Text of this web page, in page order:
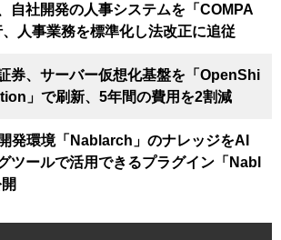
自社開発の人事システムを「COMPA
人事業務を標準化し法改正に追従
券、サーバー仮想化基盤を「OpenShi
」で刷新、5年間の費用を2割減
発環境「Nablarch」のナレッジをAI
ツールで活用できるプラグイン「Nabl